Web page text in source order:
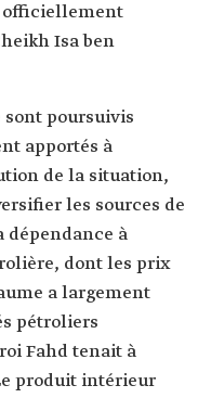
officiellement
Isa ben
sont poursuivis
apportés à
de la situation,
les sources de
dépendance à
dont les prix
a largement
pétroliers
Fahd tenait à
produit intérieur